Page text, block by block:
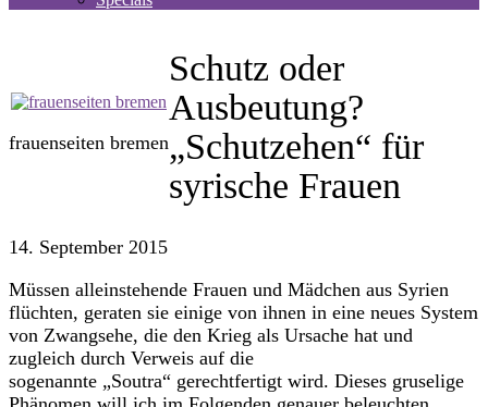
frauenseiten bremen
Schutz oder
Ausbeutung?
„Schutzehen“ für
syrische Frauen
14. September 2015
Müssen alleinstehende Frauen und Mädchen aus Syrien
flüchten, geraten sie einige von ihnen in eine neues System
von Zwangsehe, die den Krieg als Ursache hat und
zugleich durch Verweis auf die
sogenannte „Soutra“ gerechtfertigt wird. Dieses gruselige